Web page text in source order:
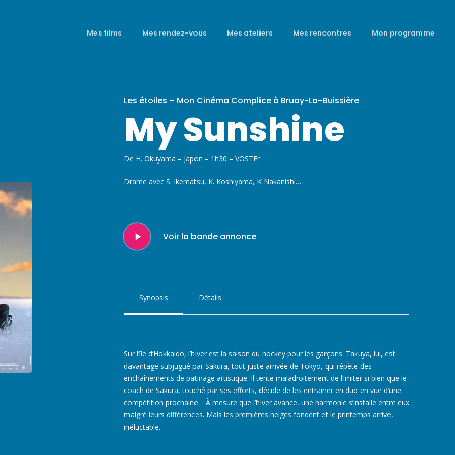
Mes films Mes rendez-vous Mes ateliers Mes rencontres Mon programme
Les étoiles – Mon Cinéma Complice à Bruay-La-Buissière
My Sunshine
De H. Okuyama – Japon – 1h30 – VOSTFr
Drame avec S. Ikematsu, K. Koshiyama, K Nakanishi…
Play
Video
Voir la bande annonce
Synopsis Détails
Sur l’île d’Hokkaido, l’hiver est la saison du hockey pour les garçons. Takuya, lui, est
davantage subjugué par Sakura, tout juste arrivée de Tokyo, qui répète des
enchaînements de patinage artistique. Il tente maladroitement de l’imiter si bien que le
coach de Sakura, touché par ses efforts, décide de les entrainer en duo en vue d’une
compétition prochaine… À mesure que l’hiver avance, une harmonie s’installe entre eux
malgré leurs différences. Mais les premières neiges fondent et le printemps arrive,
inéluctable.